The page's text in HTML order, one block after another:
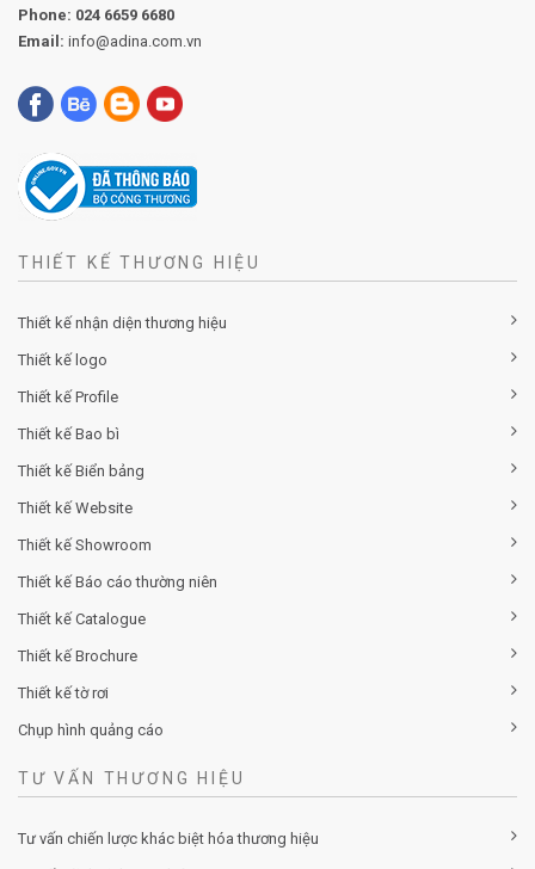
Phone: 024 6659 6680
Email: info@adina.com.vn
THIẾT KẾ THƯƠNG HIỆU
Thiết kế nhận diện thương hiệu
Thiết kế logo
Thiết kế Profile
Thiết kế Bao bì
Thiết kế Biển bảng
Thiết kế Website
Thiết kế Showroom
Thiết kế Báo cáo thường niên
Thiết kế Catalogue
Thiết kế Brochure
Thiết kế tờ rơi
Chụp hình quảng cáo
TƯ VẤN THƯƠNG HIỆU
Tư vấn chiến lược khác biệt hóa thương hiệu